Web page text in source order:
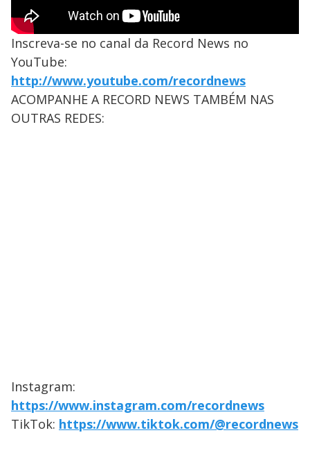
Inscreva-se no canal da Record News no
YouTube:
http://www.youtube.com/recordnews
ACOMPANHE A RECORD NEWS TAMBÉM NAS
OUTRAS REDES:
Instagram:
https://www.instagram.com/recordnews
TikTok: https://www.tiktok.com/@recordnews